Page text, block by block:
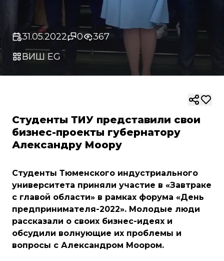
31.05.2022 0
367
ВИШ EG
Студенты ТИУ представили свои
бизнес-проекты губернатору
Александру Моору
Студенты Тюменского индустриального
университета приняли участие в «Завтраке
с главой области» в рамках форума «День
предпринимателя-2022». Молодые люди
рассказали о своих бизнес-идеях и
обсудили волнующие их проблемы и
вопросы с Александром Моором.